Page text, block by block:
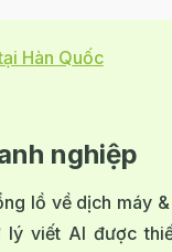
Hàn Quốc
nghiệp
lồ về dịch máy
lý viết AI được